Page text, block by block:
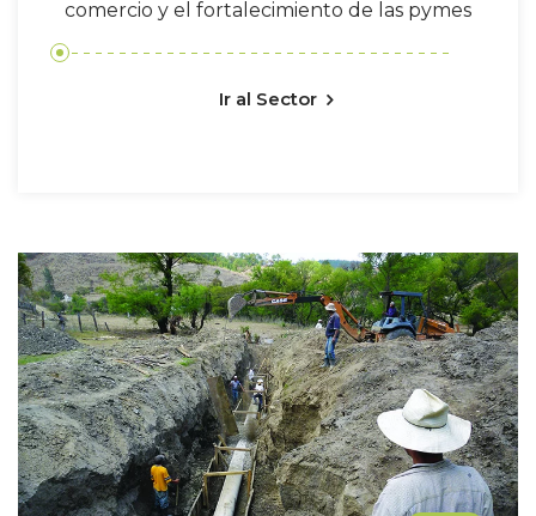
comercio y el fortalecimiento de las pymes
Ir al Sector